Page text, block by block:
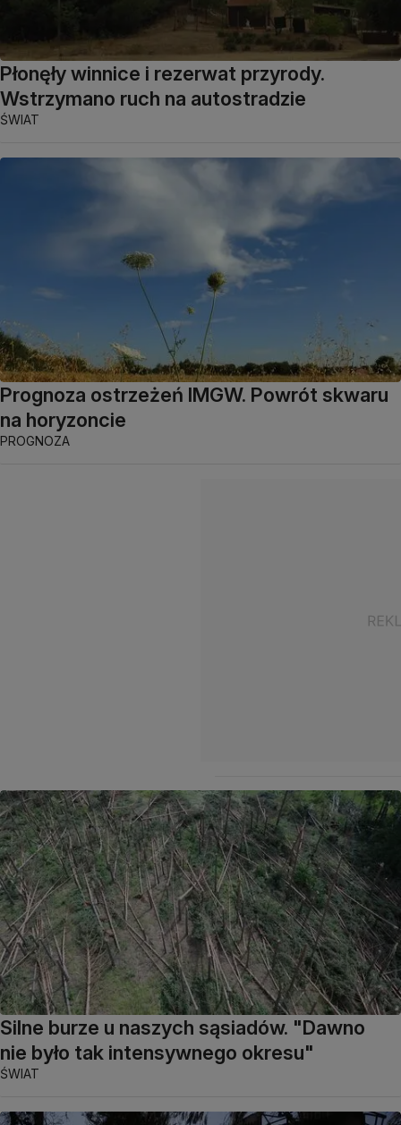
Płonęły winnice i rezerwat przyrody.
Wstrzymano ruch na autostradzie
ŚWIAT
Prognoza ostrzeżeń IMGW. Powrót skwaru
na horyzoncie
PROGNOZA
Silne burze u naszych sąsiadów. "Dawno
nie było tak intensywnego okresu"
ŚWIAT